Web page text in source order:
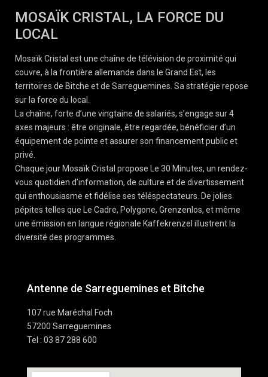
MOSAÏK CRISTAL, LA FORCE DU
LOCAL
Mosaïk Cristal est une chaîne de télévision de proximité qui
couvre, à la frontière allemande dans le Grand Est, les
territoires de Bitche et de Sarreguemines. Sa stratégie repose
sur la force du local.
La chaîne, forte d’une vingtaine de salariés, s’engage sur 4
axes majeurs : être originale, être regardée, bénéficier d’un
équipement de pointe et assurer son financement public et
privé.
Chaque jour Mosaïk Cristal propose Le 30 Minutes, un rendez-
vous quotidien d’information, de culture et de divertissement
qui enthousiasme et fidélise ses téléspectateurs. De jolies
pépites telles que Le Cadre, Polygone, Grenzenlos, et même
une émission en langue régionale Kaffekrenzel illustrent la
diversité des programmes.
Antenne de Sarreguemines et Bitche
107 rue Maréchal Foch
57200 Sarreguemines
Tel : 03 87 288 600